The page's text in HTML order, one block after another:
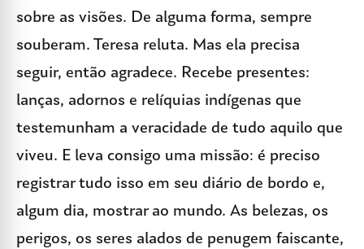
sobre as visões. De alguma forma, sempre
souberam. Teresa reluta. Mas ela precisa
seguir, então agradece. Recebe presentes:
lanças, adornos e relíquias indígenas que
testemunham a veracidade de tudo aquilo que
viveu. E leva consigo uma missão: é preciso
registrar tudo isso em seu diário de bordo e,
algum dia, mostrar ao mundo. As belezas, os
perigos, os seres alados de penugem faiscante,